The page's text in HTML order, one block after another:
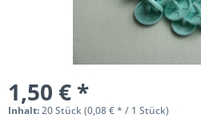
1,50 € *
Inhalt:20 Stück (0,08 € * / 1 Stück)